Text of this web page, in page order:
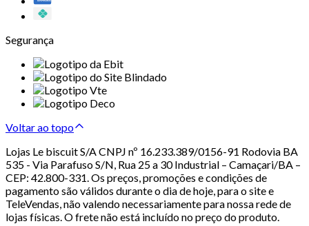
Segurança
Voltar ao topo
Lojas Le biscuit S/A CNPJ nº 16.233.389/0156-91 Rodovia BA
535 - Via Parafuso S/N, Rua 25 a 30 Industrial – Camaçari/BA –
CEP: 42.800-331. Os preços, promoções e condições de
pagamento são válidos durante o dia de hoje, para o site e
TeleVendas, não valendo necessariamente para nossa rede de
lojas físicas. O frete não está incluído no preço do produto.